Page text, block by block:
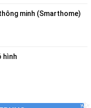
minh (Smarthome)
hình